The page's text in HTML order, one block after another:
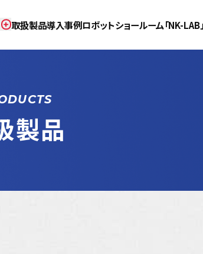
取扱製品導入事例ロボットショールーム「NK-LAB」
製品